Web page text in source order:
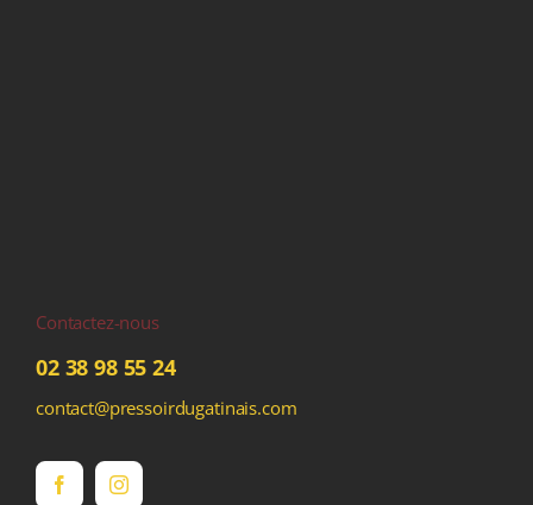
Contactez-nous
02 38 98 55 24
contact@pressoirdugatinais.com